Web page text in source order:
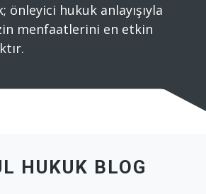
önleyici hukuk anlayışıyla
menfaatlerini en etkin
HUKUK BLOG